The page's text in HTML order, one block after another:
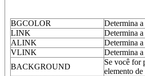
BGCOLOR
Determina
LINK
Determina
ALINK
Determina
VLINK
Determina
BACKGROUND
Se você for
elemento